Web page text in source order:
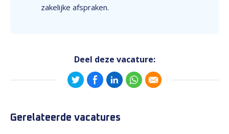
zakelijke afspraken.
Deel deze vacature:
Gerelateerde vacatures